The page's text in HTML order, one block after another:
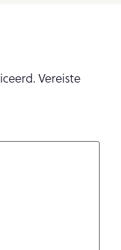
Vereiste